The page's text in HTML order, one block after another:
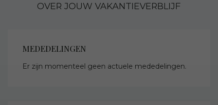
OVER JOUW VAKANTIEVERBLIJF
MEDEDELINGEN
Er zijn momenteel geen actuele mededelingen.